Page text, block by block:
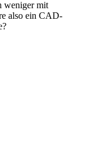
weniger mit
also ein CAD-